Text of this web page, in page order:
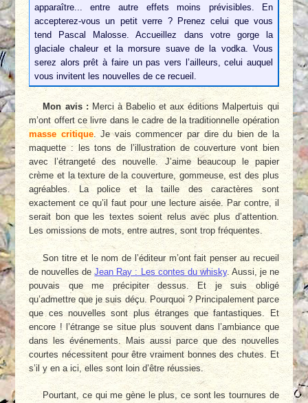
apparaître... entre autre effets moins prévisibles. En
accepterez-vous un petit verre ? Prenez celui que vous
tend Pascal Malosse. Accueillez dans votre gorge la
glaciale chaleur et la morsure suave de la vodka. Vous
serez alors prêt à faire un pas vers l’ailleurs, celui auquel
vous invitent les nouvelles de ce recueil.
Mon avis :Merci à Babelio et aux éditions Malpertuis qui
m’ont offert ce livre dans le cadre de la traditionnelle opération
masse critique. Je vais commencer par dire du bien de la
maquette : les tons de l’illustration de couverture vont bien
avec l’étrangeté des nouvelle. J’aime beaucoup le papier
crème et la texture de la couverture, gommeuse, est des plus
agréables. La police et la taille des caractères sont
exactement ce qu’il faut pour une lecture aisée. Par contre, il
serait bon que les textes soient relus avec plus d’attention.
Les omissions de mots, entre autres, sont trop fréquentes.
Son titre et le nom de l’éditeur m’ont fait penser au recueil
de nouvelles deJean Ray : Les contes du whisky. Aussi, je ne
pouvais que me précipiter dessus. Et je suis obligé
qu’admettre que je suis déçu. Pourquoi ? Principalement parce
que ces nouvelles sont plus étranges que fantastiques. Et
encore ! l’étrange se situe plus souvent dans l’ambiance que
dans les événements. Mais aussi parce que des nouvelles
courtes nécessitent pour être vraiment bonnes des chutes. Et
s’il y en a ici, elles sont loin d’être réussies.
Pourtant, ce qui me gène le plus, ce sont les tournures de